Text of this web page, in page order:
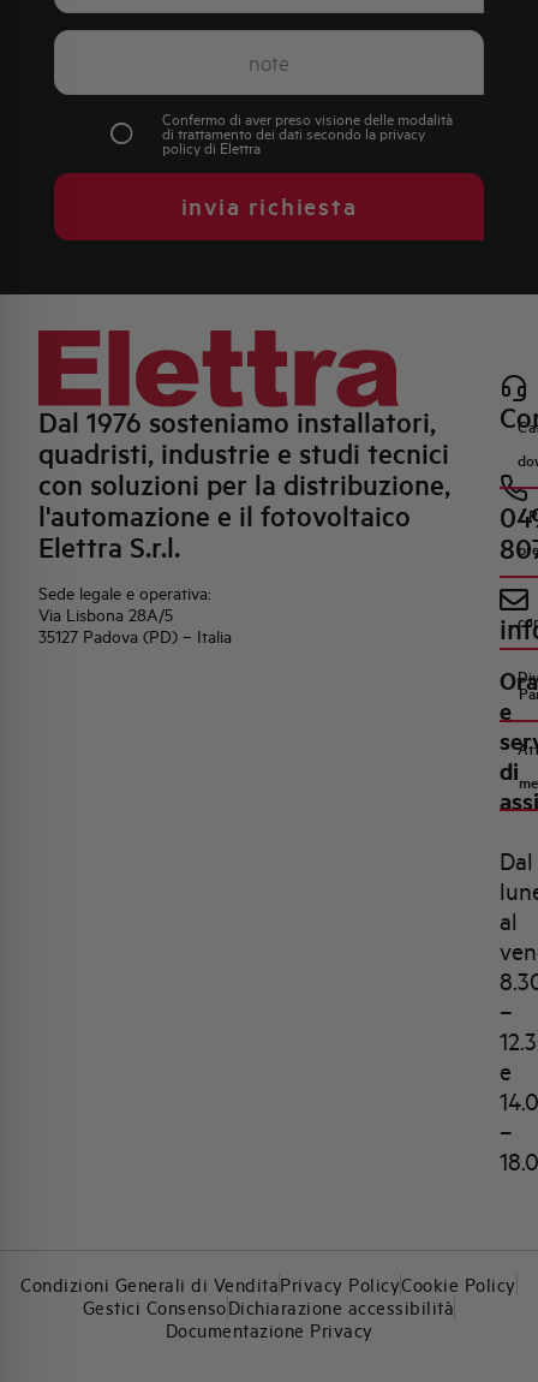
Confermo di aver preso visione delle modalità
di trattamento dei dati secondo la privacy
policydi Elettra
invia richiesta
Dal 1976 sosteniamo installatori,
quadristi, industrie e studi tecnici
con soluzioni per la distribuzione,
l'automazione e il fotovoltaico
Elettra S.r.l.
Sede legale e operativa:
Via Lisbona 28A/5
35127 Padova (PD) – Italia
e
di
Dal
al
–
e
–
Condizioni Generali di VenditaPrivacy PolicyCookie Policy
Gestici ConsensoDichiarazione accessibilità
Documentazione Privacy